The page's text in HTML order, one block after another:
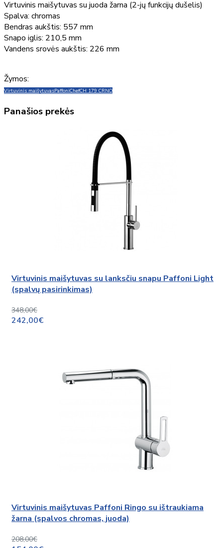
Virtuvinis maišytuvas su juoda žarna (2-jų funkcijų dušelis)
Spalva: chromas
Bendras aukštis: 557 mm
Snapo iglis: 210,5 mm
Vandens srovės aukštis: 226 mm
Žymos:
Virtuvinis maišytuvasPaffoniChefCH 179 CRNO
Panašios prekės
Virtuvinis maišytuvas su lanksčiu snapu Paffoni Light
(spalvų pasirinkimas)
348,00€
242,00€
Virtuvinis maišytuvas Paffoni Ringo su ištraukiama
žarna (spalvos chromas, juoda)
208,00€